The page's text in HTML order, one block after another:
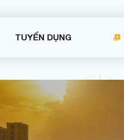
TUYỂN DỤNG